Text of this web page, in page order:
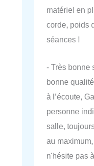
matériel en
corde, poids
séances !
- Très bonne
bonne
à l’écoute,
personne
salle,
au
n'hésite pas